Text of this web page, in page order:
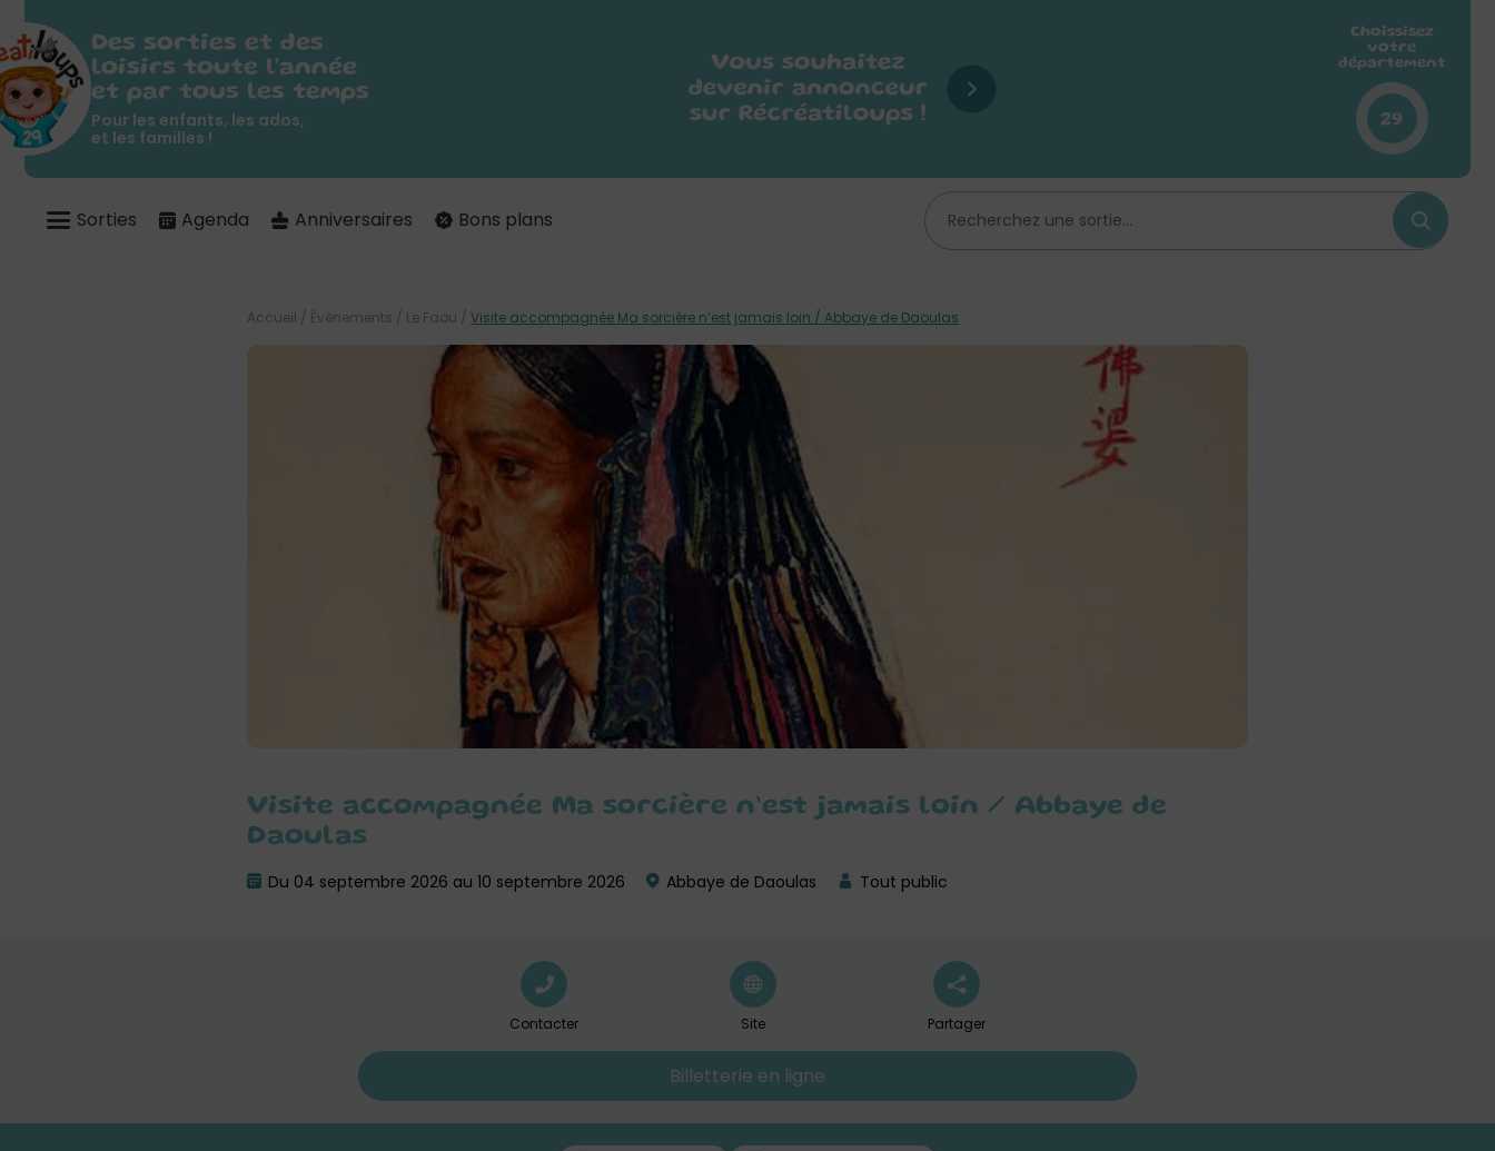
Des sorties et des
loisirs toute l'année
et par tous les temps
Pour les enfants, les ados,
et les familles !
Choissisez
votre
département
29
Sorties Agenda Anniversaires Bons plans
Visite accompagnée Ma sorcière n’est jamais loin / Abbaye de
Daoulas
Du 04 septembre 2026 au 10 septembre 2026 Abbaye de Daoulas Tout public
Accueil / Évènements / Le Faou / Visite accompagnée Ma sorcière n’est jamais loin / Abbaye de Daoulas
Contacter Site Partager
Billetterie en ligne